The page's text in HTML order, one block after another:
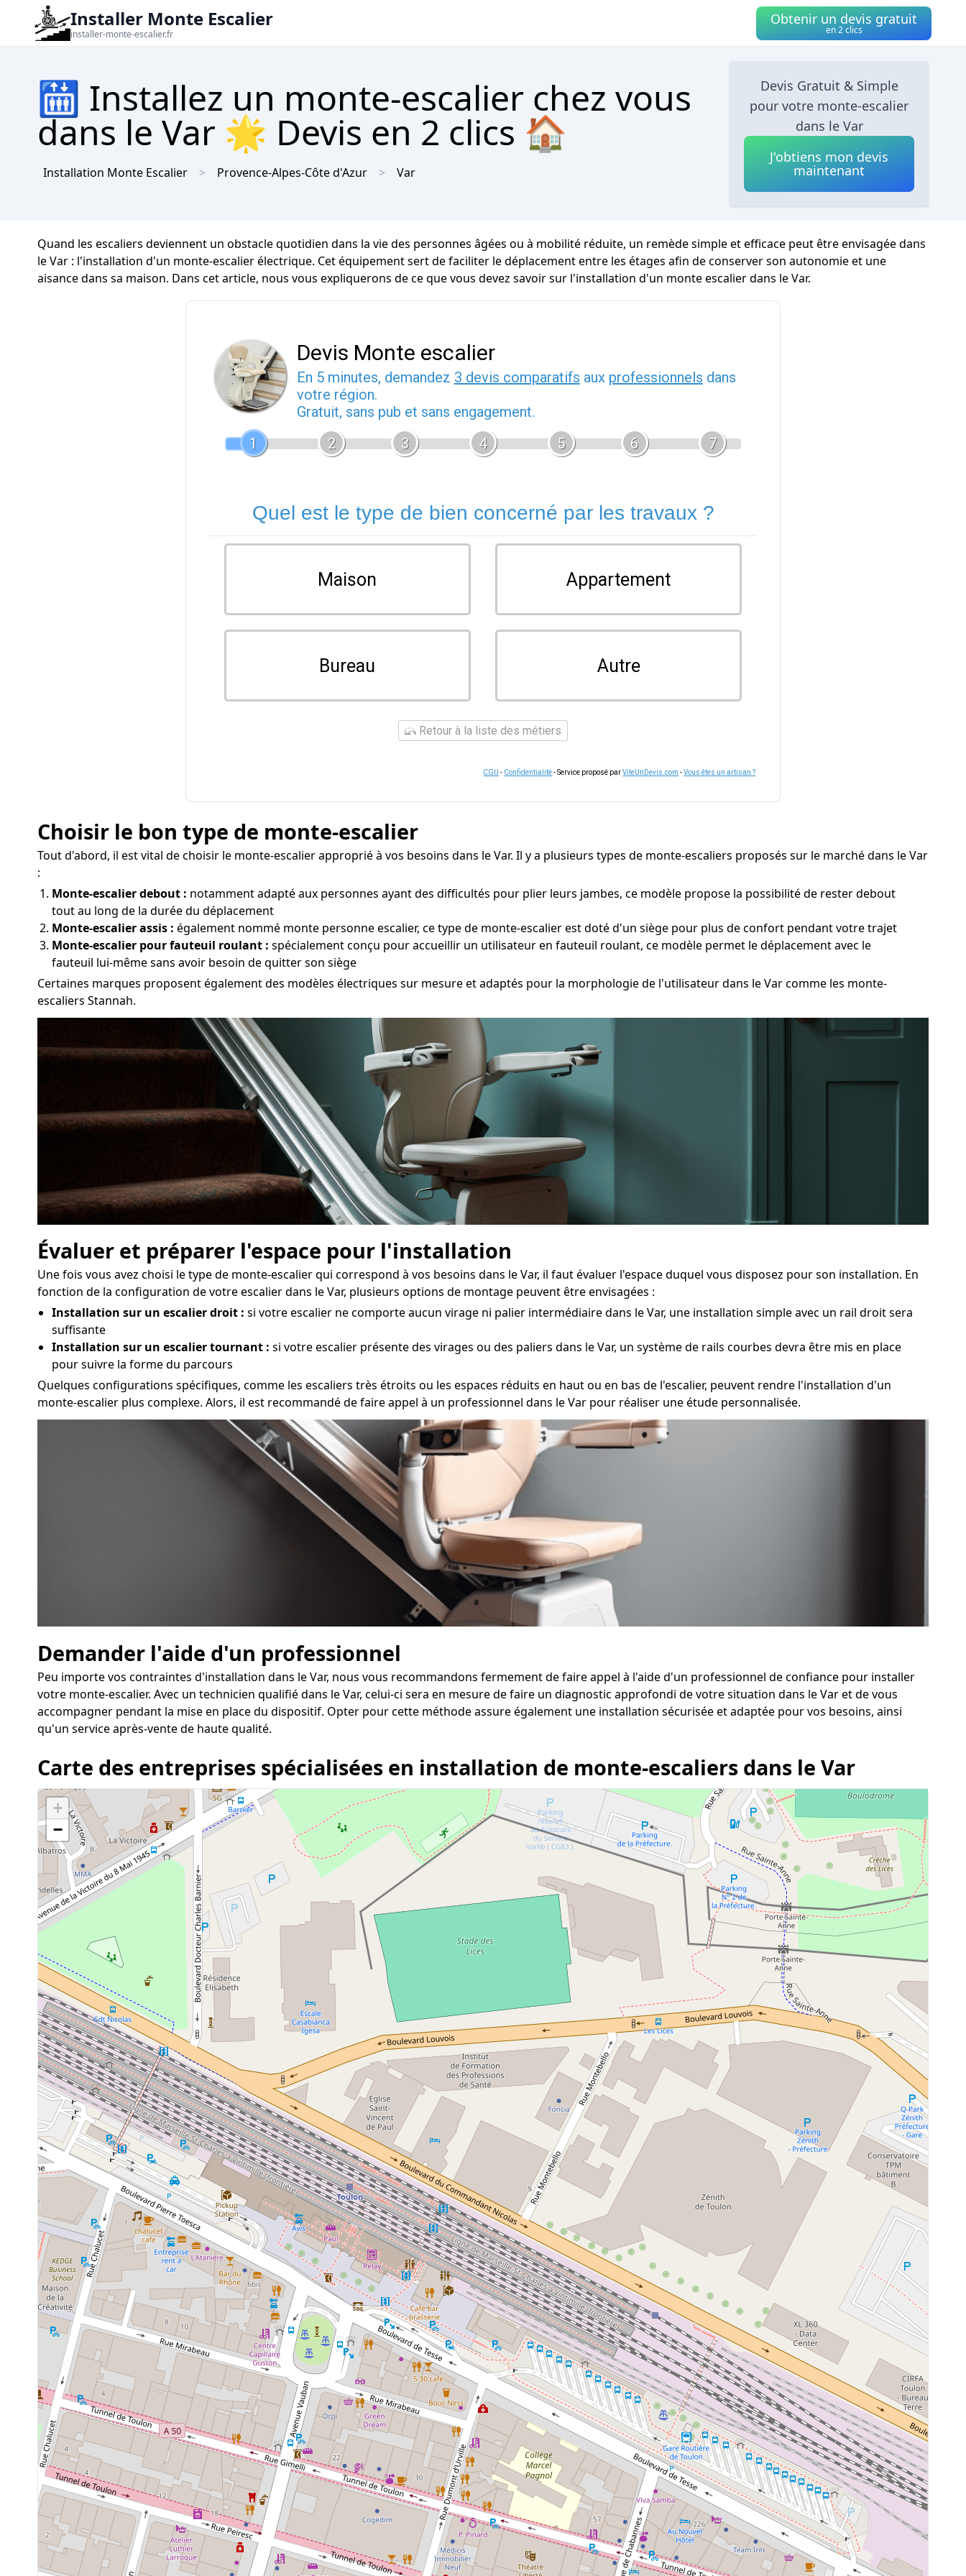
Installer Monte Escalier
installer-monte-escalier.fr
Obtenir un devis gratuit
en 2 clics
🛗 Installez un monte-escalier chez vous
dans le Var 🌟 Devis en 2 clics 🏠
Installation Monte Escalier Provence-Alpes-Côte d'Azur Var
Devis Gratuit & Simple
pour votre monte-escalier
dans le Var
J'obtiens mon devis
maintenant
Quand les escaliers deviennent un obstacle quotidien dans la vie des personnes âgées ou à mobilité réduite, un remède simple et efficace peut être envisagée dans
le Var : l'installation d'un monte-escalier électrique. Cet équipement sert de faciliter le déplacement entre les étages afin de conserver son autonomie et une
aisance dans sa maison. Dans cet article, nous vous expliquerons de ce que vous devez savoir sur l'installation d'un monte escalier dans le Var.
Devis Monte escalier
En 5 minutes, demandez 3 devis comparatifs aux professionnels dans
votre région.
Gratuit, sans pub et sans engagement.
1
2 3 4 5 6 7
Quel est le type de bien concerné par les travaux ?
Maison Appartement
Bureau Autre
Retour à la liste des métiers
CGU - Confidentialité- Service proposé parViteUnDevis.com -Vous êtes un artisan ?
Choisir le bon type de monte-escalier
Tout d'abord, il est vital de choisir le monte-escalier approprié à vos besoins dans le Var. Il y a plusieurs types de monte-escaliers proposés sur le marché dans le Var
:
Monte-escalier debout : notamment adapté aux personnes ayant des difficultés pour plier leurs jambes, ce modèle propose la possibilité de rester debout
tout au long de la durée du déplacement
Monte-escalier assis : également nommé monte personne escalier, ce type de monte-escalier est doté d'un siège pour plus de confort pendant votre trajet
Monte-escalier pour fauteuil roulant : spécialement conçu pour accueillir un utilisateur en fauteuil roulant, ce modèle permet le déplacement avec le
fauteuil lui-même sans avoir besoin de quitter son siège
Certaines marques proposent également des modèles électriques sur mesure et adaptés pour la morphologie de l'utilisateur dans le Var comme les monte-
escaliers Stannah.
Évaluer et préparer l'espace pour l'installation
Une fois vous avez choisi le type de monte-escalier qui correspond à vos besoins dans le Var, il faut évaluer l'espace duquel vous disposez pour son installation. En
fonction de la configuration de votre escalier dans le Var, plusieurs options de montage peuvent être envisagées :
Installation sur un escalier droit : si votre escalier ne comporte aucun virage ni palier intermédiaire dans le Var, une installation simple avec un rail droit sera
suffisante
Installation sur un escalier tournant : si votre escalier présente des virages ou des paliers dans le Var, un système de rails courbes devra être mis en place
pour suivre la forme du parcours
Quelques configurations spécifiques, comme les escaliers très étroits ou les espaces réduits en haut ou en bas de l'escalier, peuvent rendre l'installation d'un
monte-escalier plus complexe. Alors, il est recommandé de faire appel à un professionnel dans le Var pour réaliser une étude personnalisée.
Demander l'aide d'un professionnel
Peu importe vos contraintes d'installation dans le Var, nous vous recommandons fermement de faire appel à l'aide d'un professionnel de confiance pour installer
votre monte-escalier. Avec un technicien qualifié dans le Var, celui-ci sera en mesure de faire un diagnostic approfondi de votre situation dans le Var et de vous
accompagner pendant la mise en place du dispositif. Opter pour cette méthode assure également une installation sécurisée et adaptée pour vos besoins, ainsi
qu'un service après-vente de haute qualité.
Carte des entreprises spécialisées en installation de monte-escaliers dans le Var
+
−